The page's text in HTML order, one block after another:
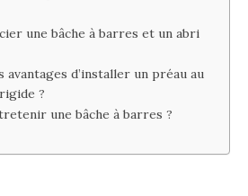
une bâche à barres et un abri
avantages d’installer un préau au
?
une bâche à barres ?